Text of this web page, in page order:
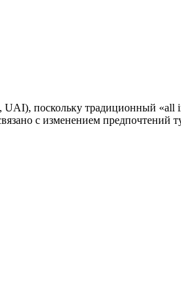
поскольку традиционный «all
с изменением предпочтений